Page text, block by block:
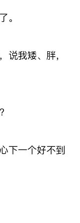
。
说我矮、胖，
下一个好不到